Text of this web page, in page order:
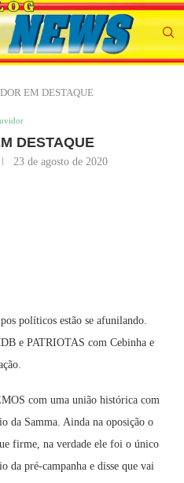
EM DESTAQUE
DESTAQUE
23 de agosto de 2020
políticos estão se afunilando.
e PATRIOTAS com Cebinha e
com uma união histórica com
da Samma. Ainda na oposição o
firme, na verdade ele foi o único
da pré-campanha e disse que vai